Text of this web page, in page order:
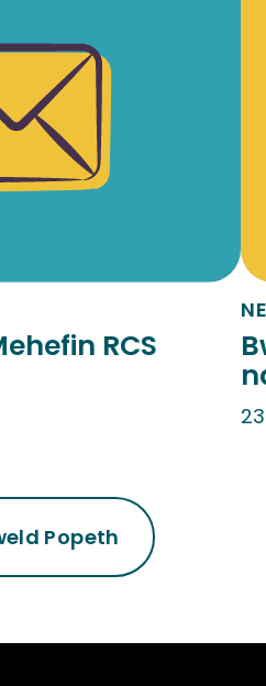
RCS
Popeth